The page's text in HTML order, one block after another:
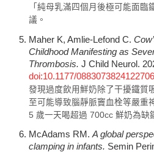
「純母乳滿四個月後極可能面
議。
Maher K, Amlie-Lefond C.
Childhood Manifesting as
Thrombosis. J Child Neurol.
doi:10.1177/
發現過度飲用鮮奶除了干擾鐵質
至可能導致腦靜脈竇血栓等嚴重
5 歲一天喝超過 700cc 鮮奶為缺
McAdams RM.A global
clamping in infants. Semin